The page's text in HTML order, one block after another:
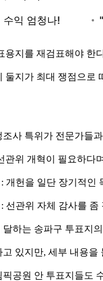
용지를 재검표해야
둘지가 최대 쟁점으로
사 특위가 전문가들
관위 개혁이 필요하다
개헌을 일단 장기적
선관위 자체 감사를
하는 송파구 투표지
있지만, 세부 내용
공원 안 투표지들도